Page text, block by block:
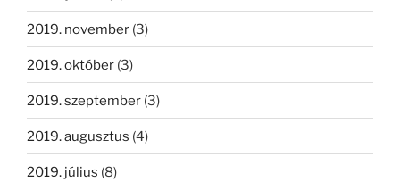
2019. november (3)
2019. október (3)
2019. szeptember (3)
2019. augusztus (4)
2019. július (8)